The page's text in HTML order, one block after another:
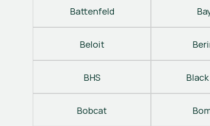
Battenfeld
Beloit
BHS
Bobcat